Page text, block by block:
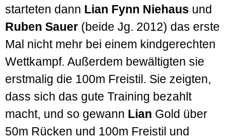
starteten dann Lian Fynn Niehaus und
Ruben Sauer (beide Jg. 2012) das erste
Mal nicht mehr bei einem kind­gerechten
Wett­kampf. Außer­dem bewältigten sie
erst­malig die 100m Frei­stil. Sie zeigten,
dass sich das gute Training bezahlt
macht, und so gewann Lian Gold über
50m Rücken und 100m Freistil und